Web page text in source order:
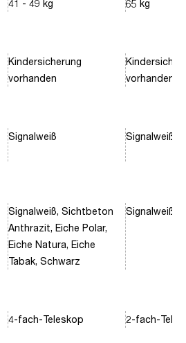
41 - 49 kg
Kindersicherung
vorhanden
Signalweiß
Signalweiß, Sichtbeton
Anthrazit, Eiche Polar,
Eiche Natura, Eiche
Tabak, Schwarz
4-fach-Teleskop
65 kg
vorhanden
Signalweiß,
Signalweiß,
2-fach-